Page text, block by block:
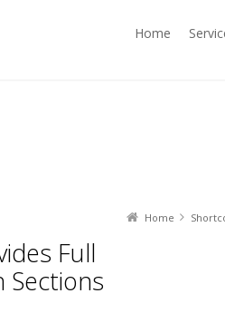
Home
Home
Full
Sections